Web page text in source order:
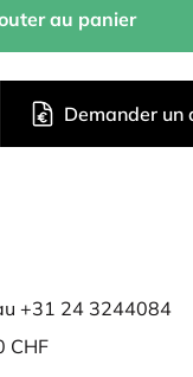
au panier
Demander un
+31 24 3244084
CHF